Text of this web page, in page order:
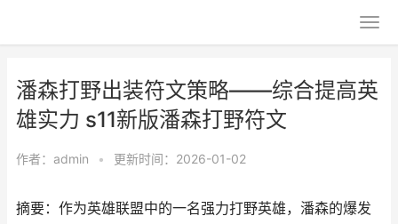
潘森打野出装符文策略——综合提高英
雄实力 s11新版潘森打野符文
作者： admin • 更新时间：2026-01-02
摘要：作为英雄联盟中的一名强力打野英雄，潘森的爆发